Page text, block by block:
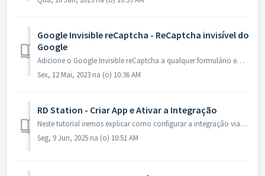
Google Invisible reCaptcha - ReCaptcha invisível do
Google
Adicione o Google Invisible reCaptcha a qualquer formulário em seu site: registro, comentários ou contato. O módulo permite que você proteja sua loja de bo...
Sex, 12 Mai, 2023 na (o) 10:36 AM
RD Station - Criar App e Ativar a Integração
Neste tutorial iremos explicar como configurar a integração via API da RD Station. No painel ir em: Sistema - Configuração - RD Station Para inic...
Seg, 9 Jun, 2025 na (o) 10:51 AM